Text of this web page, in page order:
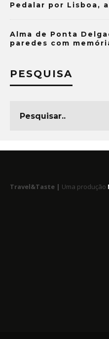
Pedalar por Lisboa,
Alma de Ponta
paredes com
PESQUISA
Travel&Taste | Uma produção